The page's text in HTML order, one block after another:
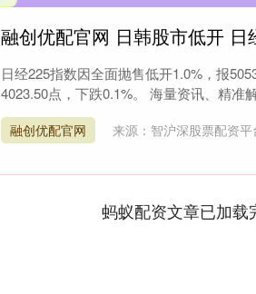
融创优配官网 日韩股市低开 日
日经225指数因全面抛售低开1.0%，报
4023.50点，下跌0.1%。 海量资讯、精准
融创优配官网 来源：智沪深股票配资平
蚂蚁配资文章已加载